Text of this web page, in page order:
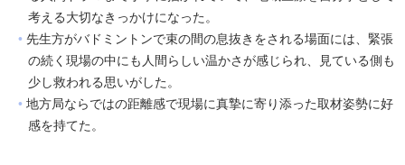
考える大切なきっかけになった。
先生方がバドミントンで束の間の息抜きをされる場面には、緊張
の続く現場の中にも人間らしい温かさが感じられ、見ている側も
少し救われる思いがした。
地方局ならではの距離感で現場に真摯に寄り添った取材姿勢に好
感を持てた。